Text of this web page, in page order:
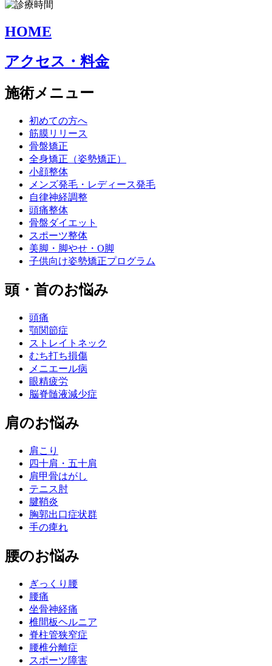
HOME
アクセス・料金
施術メニュー
初めての方へ
筋膜リリース
骨盤矯正
全身矯正（姿勢矯正）
小顔整体
メンズ発毛・レディース発毛
自律神経調整
頭痛整体
骨盤ダイエット
スポーツ整体
美脚・脚やせ・O脚
子供向け姿勢矯正プログラム
頭・首のお悩み
頭痛
顎関節症
ストレイトネック
むち打ち損傷
メニエール病
眼精疲労
脳脊髄液減少症
肩のお悩み
肩こり
四十肩・五十肩
肩甲骨はがし
テニス肘
腱鞘炎
胸郭出口症状群
手の痺れ
腰のお悩み
ぎっくり腰
腰痛
坐骨神経痛
椎間板ヘルニア
脊柱管狭窄症
腰椎分離症
スポーツ障害